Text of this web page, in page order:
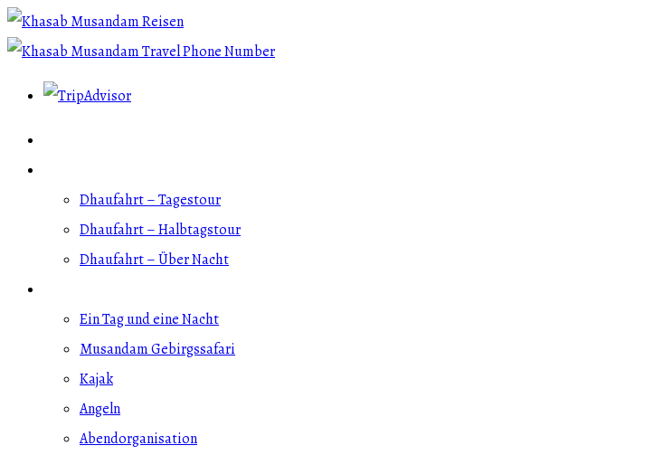
Dhaufahrt – Tagestour
Dhaufahrt – Halbtagstour
Dhaufahrt – Über Nacht
Ein Tag und eine Nacht
Musandam Gebirgssafari
Kajak
Angeln
Abendorganisation